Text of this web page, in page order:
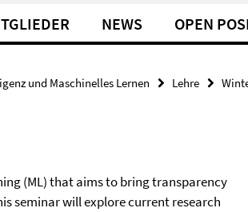
NEWS OPEN
und Maschinelles Lernen Lehre
(ML) that aims to bring transparency
seminar will explore current research